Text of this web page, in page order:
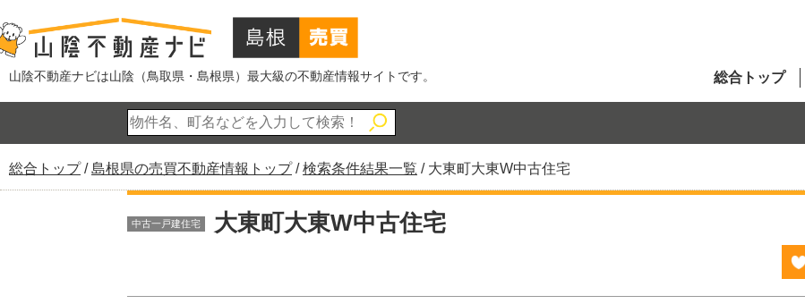
山陰不動産ナビは山陰（鳥取県・島根県）最大級の不動産情報サイトです。 総合トップ
現
在
総合トップ/島根県の売買不動産情報トップ/検索条件結果一覧 / 大東町大東W中古住宅
中古一戸建住宅 大東町大東W中古住宅